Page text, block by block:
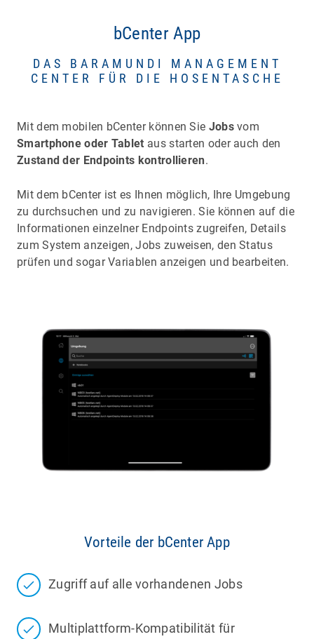
bCenter App
DAS BARAMUNDI MANAGEMENT
CENTER FÜR DIE HOSENTASCHE
Mit dem mobilen bCenter können Sie Jobsvom
Smartphone oder Tablet aus starten oder auch den
Zustand der Endpoints kontrollieren.
Mit dem bCenter ist es Ihnen möglich, Ihre Umgebung
zu durchsuchen und zu navigieren. Sie können auf die
Informationen einzelner Endpoints zugreifen, Details
zum System anzeigen, Jobs zuweisen, den Status
prüfen und sogar Variablen anzeigen und bearbeiten.
Vorteile der bCenter App
Zugriff auf alle vorhandenen Jobs
Multiplattform-Kompatibilität für